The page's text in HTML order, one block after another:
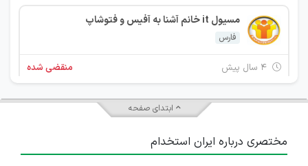
مسیول it خانم آشنا به آفیس و فتوشاپ
فارس
منقضی شده
مدیر فروش با 5سال سابقه کار فروش
۵ سال پیش منقضی شده
ابتدای صفحه
مختصری درباره ایران استخدام